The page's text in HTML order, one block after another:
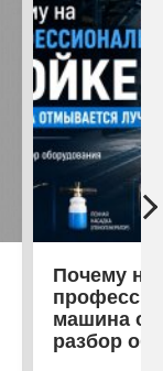
Почему на
машина
разбор